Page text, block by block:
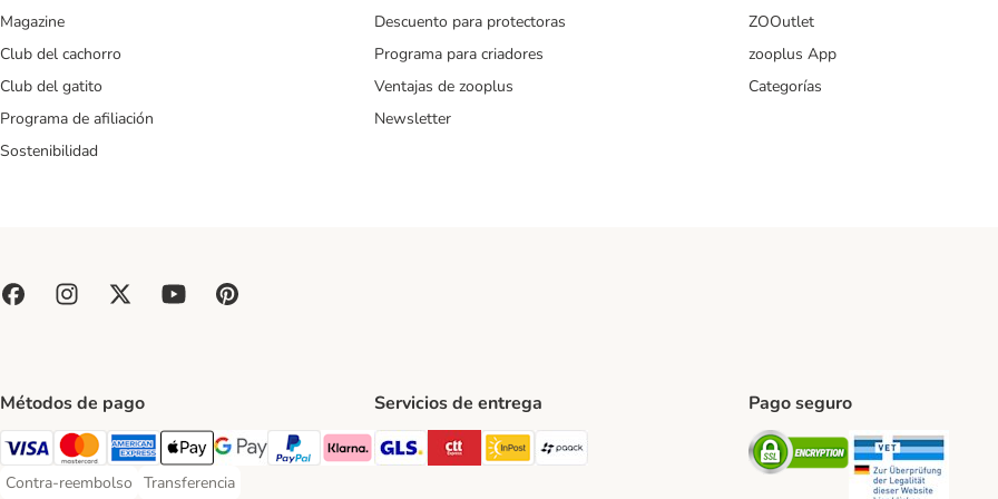
Magazine
Club del cachorro
Club del gatito
Programa de afiliación
Sostenibilidad
Descuento para protectoras
Programa para criadores
Ventajas de zooplus
Newsletter
ZOOutlet
zooplus App
Categorías
Métodos de pago
Visa Payment Method
Mastercard Payment Method
American Express Payment Method
Apple Pay Payment Method
Google Pay Payment Method
PayPal Payment Method
Klarna Payment Method
Contra-reembolso
Contra-reembolso Payment Method
Transferencia
Transferencia Payment Method
Servicios de entrega
GLS Shipping Method
CTTExpress Shipping Method
InPost Shipping Method
paack Shipping Method
Pago seguro
Security